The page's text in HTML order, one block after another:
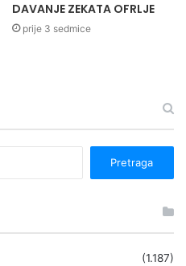
DAVANJE ZEKATA OFRLJE
prije 3 sedmice
(1.187)